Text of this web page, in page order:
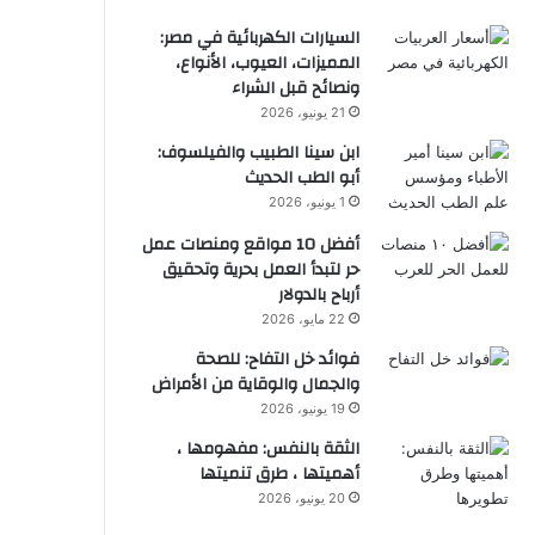
السيارات الكهربائية في مصر:
المميزات، العيوب، الأنواع،
ونصائح قبل الشراء
21 يونيو، 2026
ابن سينا الطبيب والفيلسوف:
أبو الطب الحديث
1 يونيو، 2026
أفضل 10 مواقع ومنصات عمل
حر لتبدأ العمل بحرية وتحقيق
أرباح بالدولار
22 مايو، 2026
فوائد خل التفاح: للصحة
والجمال والوقاية من الأمراض
19 يونيو، 2026
الثقة بالنفس: مفهومها ،
أهميتها ، طرق تنميتها
20 يونيو، 2026